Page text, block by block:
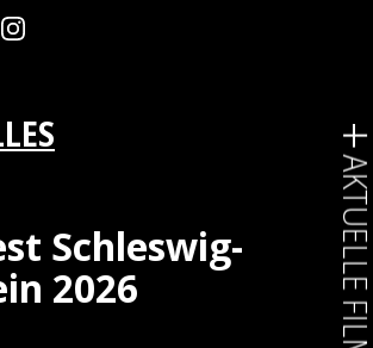
Schleswig-
2026